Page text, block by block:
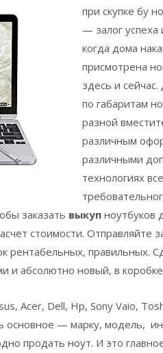
при скупке бу
— залог успеха
когда дома
присмотрена
здесь и
по габаритам
разной
различным
различными
технологиях
заказать выкуп ноутбуков
стоимости. Отправляйте
рентабельных, правильных.
и абсолютно новый, в
Acer, Dell, Hp, Sony Vaio,
основное — марку, модель,
продать ноут. И это